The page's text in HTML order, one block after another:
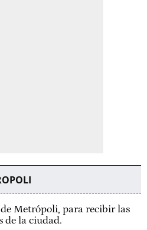
Metrópoli, para recibir las
de la ciudad.